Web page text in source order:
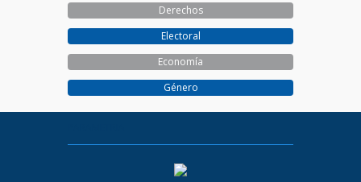
Derechos
Electoral
Economía
Género